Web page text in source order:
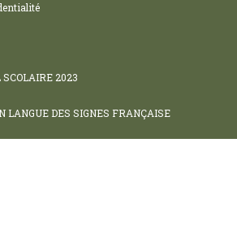
SCOLAIRE 2023
LANGUE DES SIGNES FRANÇAISE